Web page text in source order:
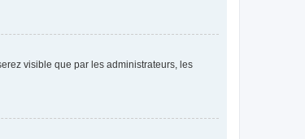
visible que par les administrateurs, les